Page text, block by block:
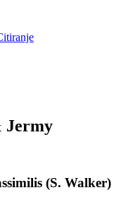
Jermy
(S. Walker)